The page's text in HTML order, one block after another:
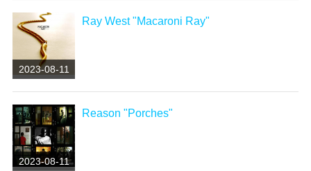
2023-08-11
Ray West "Macaroni Ray"
2023-08-11
Reason "Porches"